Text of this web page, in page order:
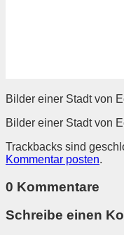
Bilder einer Stadt von
Bilder einer Stadt von
Trackbacks sind
Kommentar posten.
0 Kommentare
Schreibe einen